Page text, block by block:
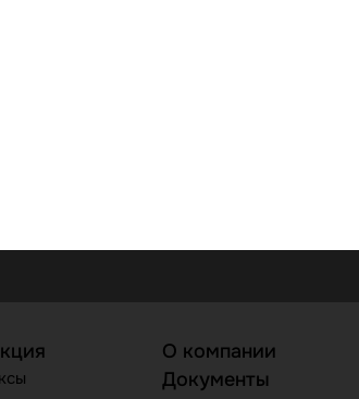
О компании
Документы